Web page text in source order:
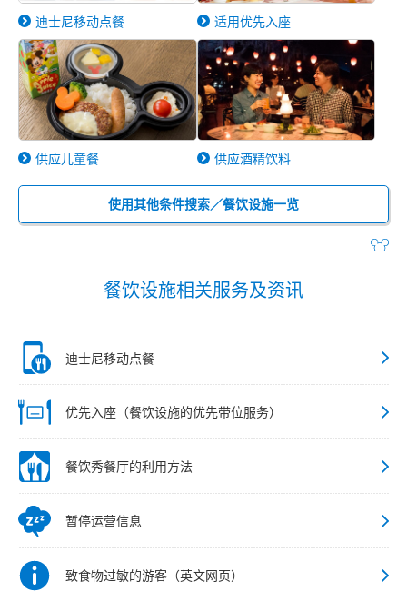
迪士尼移动点餐 适用优先入座
供应儿童餐 供应酒精饮料
使用其他条件搜索／餐饮设施一览
餐饮设施相关服务及资讯
迪士尼移动点餐
优先入座（餐饮设施的优先带位服务）
餐饮秀餐厅的利用方法
暂停运营信息
致食物过敏的游客（英文网页）